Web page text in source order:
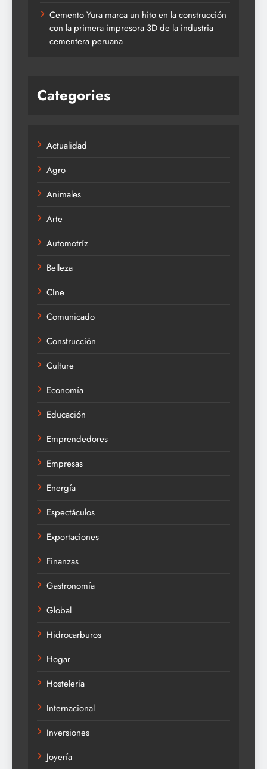
Cemento Yura marca un hito en la construcción
con la primera impresora 3D de la industria
cementera peruana
Categories
Actualidad
Agro
Animales
Arte
Automotríz
Belleza
CIne
Comunicado
Construcción
Culture
Economía
Educación
Emprendedores
Empresas
Energía
Espectáculos
Exportaciones
Finanzas
Gastronomía
Global
Hidrocarburos
Hogar
Hostelería
Internacional
Inversiones
Joyería